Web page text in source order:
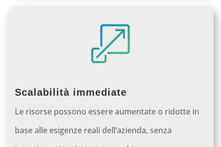
Scalabilità immediate
Le risorse possono essere aumentate o ridotte in
base alle esigenze reali dell’azienda, senza